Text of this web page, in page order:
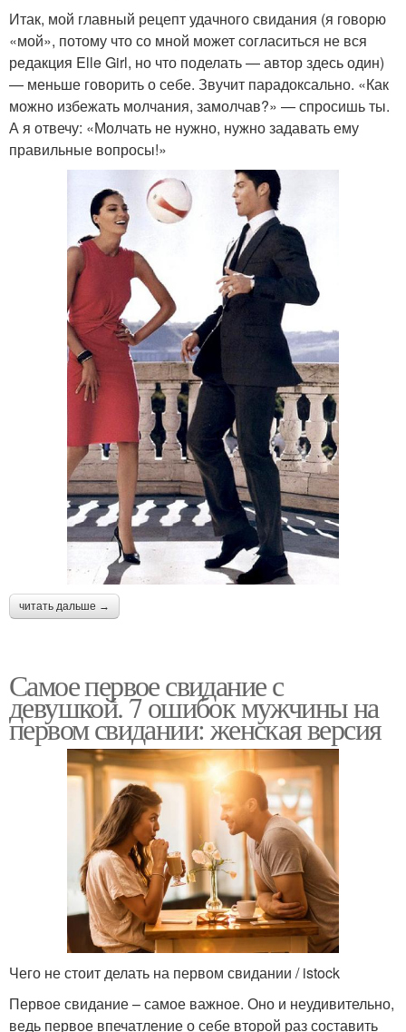
Итак, мой главный рецепт удачного свидания (я говорю
«мой», потому что со мной может согласиться не вся
редакция Elle Girl, но что поделать — автор здесь один)
— меньше говорить о себе. Звучит парадоксально. «Как
можно избежать молчания, замолчав?» — спросишь ты.
А я отвечу: «Молчать не нужно, нужно задавать ему
правильные вопросы!»
читать дальше →
Самое первое свидание с
девушкой. 7 ошибок мужчины на
первом свидании: женская версия
Чего не стоит делать на первом свидании / istock
Первое свидание – самое важное. Оно и неудивительно,
ведь первое впечатление о себе второй раз составить